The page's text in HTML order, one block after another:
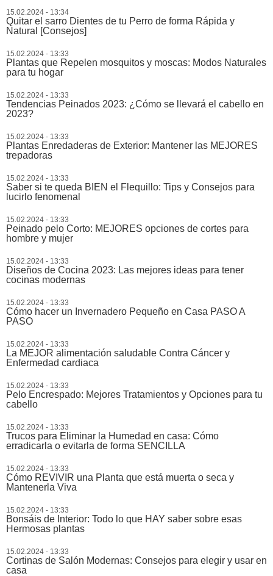
15.02.2024 - 13:34
Quitar el sarro Dientes de tu Perro de forma Rápida y
Natural [Consejos]
15.02.2024 - 13:33
Plantas que Repelen mosquitos y moscas: Modos Naturales
para tu hogar
15.02.2024 - 13:33
Tendencias Peinados 2023: ¿Cómo se llevará el cabello en
2023?
15.02.2024 - 13:33
Plantas Enredaderas de Exterior: Mantener las MEJORES
trepadoras
15.02.2024 - 13:33
Saber si te queda BIEN el Flequillo: Tips y Consejos para
lucirlo fenomenal
15.02.2024 - 13:33
Peinado pelo Corto: MEJORES opciones de cortes para
hombre y mujer
15.02.2024 - 13:33
Diseños de Cocina 2023: Las mejores ideas para tener
cocinas modernas
15.02.2024 - 13:33
Cómo hacer un Invernadero Pequeño en Casa PASO A
PASO
15.02.2024 - 13:33
La MEJOR alimentación saludable Contra Cáncer y
Enfermedad cardiaca
15.02.2024 - 13:33
Pelo Encrespado: Mejores Tratamientos y Opciones para tu
cabello
15.02.2024 - 13:33
Trucos para Eliminar la Humedad en casa: Cómo
erradicarla o evitarla de forma SENCILLA
15.02.2024 - 13:33
Cómo REVIVIR una Planta que está muerta o seca y
Mantenerla Viva
15.02.2024 - 13:33
Bonsáis de Interior: Todo lo que HAY saber sobre esas
Hermosas plantas
15.02.2024 - 13:33
Cortinas de Salón Modernas: Consejos para elegir y usar en
casa